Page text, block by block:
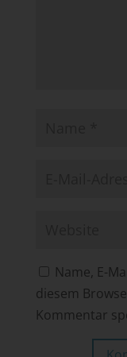
Name, E-
diesem
Kommentar